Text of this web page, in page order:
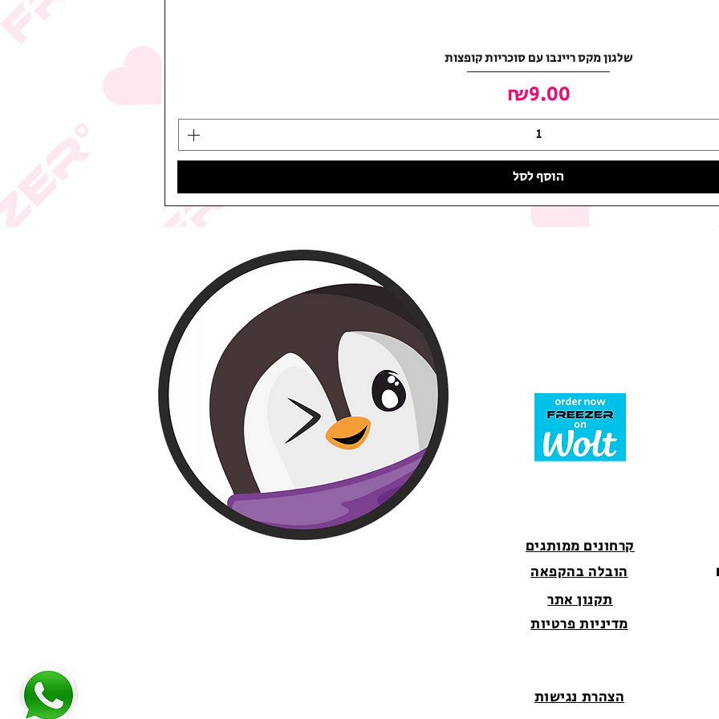
שלגון מקס ריינבו עם סוכריות קופצות
מחיר
₪9.00
הוסף לסל
קרחונים ממותגים
הובלה בהקפאה
תקנון אתר
מדיניות פרטיות
הצהרת נגישות